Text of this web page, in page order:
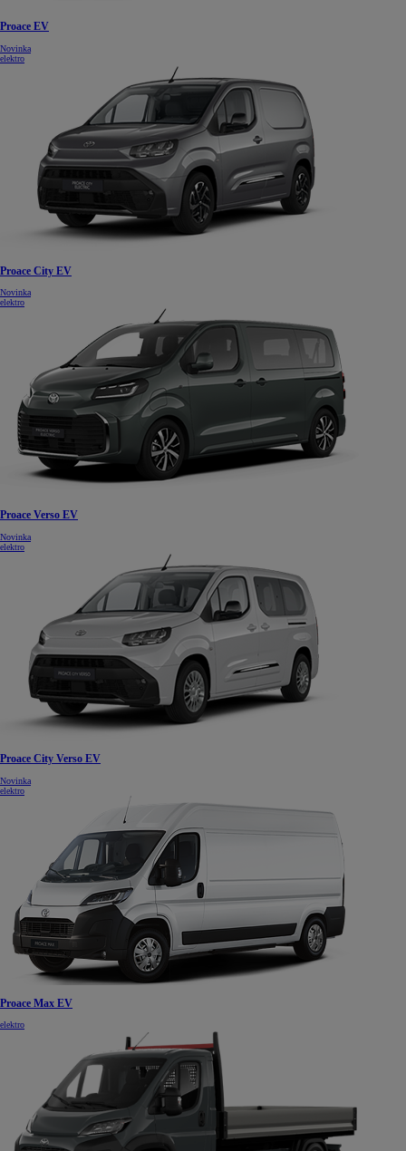
Proace EV
Novinka
elektro
Proace City EV
Novinka
elektro
Proace Verso EV
Novinka
elektro
Proace City Verso EV
Novinka
elektro
Proace Max EV
elektro